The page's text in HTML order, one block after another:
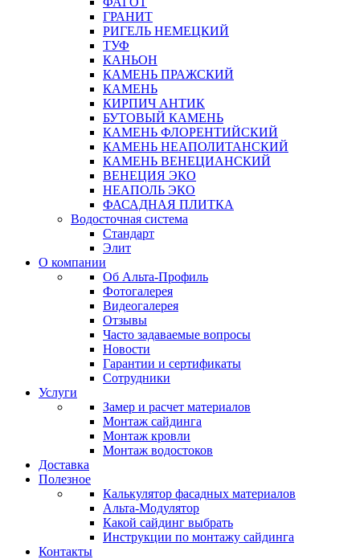
ГРАНИТ
РИГЕЛЬ НЕМЕЦКИЙ
ТУФ
КАНЬОН
КАМЕНЬ ПРАЖСКИЙ
КАМЕНЬ
КИРПИЧ АНТИК
БУТОВЫЙ КАМЕНЬ
КАМЕНЬ ФЛОРЕНТИЙСКИЙ
КАМЕНЬ НЕАПОЛИТАНСКИЙ
КАМЕНЬ ВЕНЕЦИАНСКИЙ
ВЕНЕЦИЯ ЭКО
НЕАПОЛЬ ЭКО
ФАСАДНАЯ ПЛИТКА
Водосточная система
Стандарт
Элит
О компании
Об Альта-Профиль
Фотогалерея
Видеогалерея
Отзывы
Часто задаваемые вопросы
Новости
Гарантии и сертификаты
Сотрудники
Услуги
Замер и расчет материалов
Монтаж сайдинга
Монтаж кровли
Монтаж водостоков
Доставка
Полезное
Калькулятор фасадных материалов
Альта-Модулятор
Какой сайдинг выбрать
Инструкции по монтажу сайдинга
Контакты